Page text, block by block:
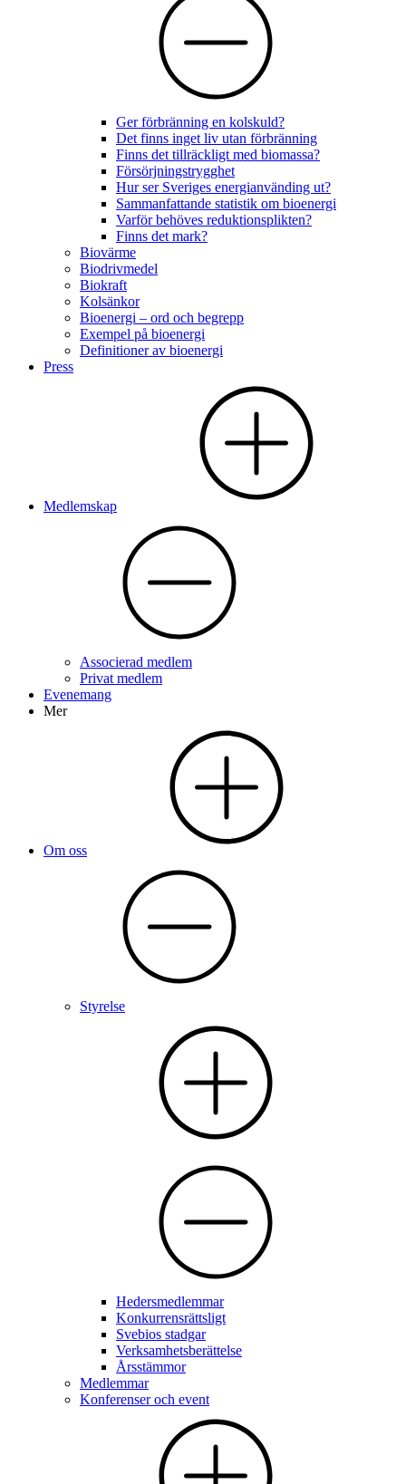
Ger förbränning en kolskuld?
Det finns inget liv utan förbränning
Finns det tillräckligt med biomassa?
Försörjningstrygghet
Hur ser Sveriges energianvänding ut?
Sammanfattande statistik om bioenergi
Varför behöves reduktionsplikten?
Finns det mark?
Biovärme
Biodrivmedel
Biokraft
Kolsänkor
Bioenergi – ord och begrepp
Exempel på bioenergi
Definitioner av bioenergi
Press
Medlemskap
Associerad medlem
Privat medlem
Evenemang
Mer
Om oss
Styrelse
Hedersmedlemmar
Konkurrensrättsligt
Svebios stadgar
Verksamhetsberättelse
Årsstämmor
Medlemmar
Konferenser och event